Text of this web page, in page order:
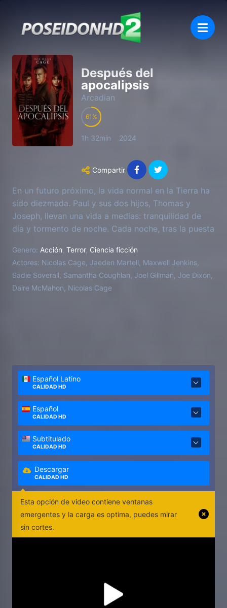
Después del
apocalipsis
Arcadian
61
1h 32min 2024
Compartir
En un futuro próximo, la vida normal en la Tierra ha
sido diezmada. Paul y sus dos hijos, Thomas y
Joseph, llevan una vida a medias: tranquilidad de
día y tormento de noche. Cada noche, tras la puesta
mal misterioso y violento.
Genero: Acción Terror, Ciencia ficción
Actores: Nicolas Cage, Jaeden Martell, Maxwell Jenkins,
Sadie Soverall, Samantha Coughlan, Joel Gillman, Joe Dixon,
Daire McMahon, Nicolas Cage
Español Latino
CALIDAD HD
Español
CALIDAD HD
Subtitulado
CALIDAD HD
Descargar
CALIDAD HD
Esta opción de video contiene ventanas
emergentes y la carga es optima, puedes mirar
sin cortes.